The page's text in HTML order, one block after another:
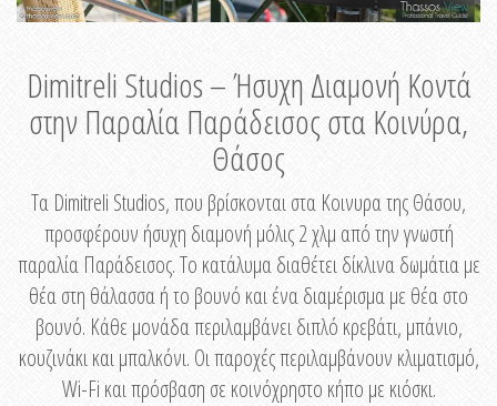
Dimitreli Studios – Ήσυχη Διαμονή Κοντά
στην Παραλία Παράδεισος στα Κοινύρα,
Θάσος
Τα Dimitreli Studios, που βρίσκονται στα Κοινυρα της Θάσου,
προσφέρουν ήσυχη διαμονή μόλις 2 χλμ από την γνωστή
παραλία Παράδεισος. Το κατάλυμα διαθέτει δίκλινα δωμάτια με
θέα στη θάλασσα ή το βουνό και ένα διαμέρισμα με θέα στο
βουνό. Κάθε μονάδα περιλαμβάνει διπλό κρεβάτι, μπάνιο,
κουζινάκι και μπαλκόνι. Οι παροχές περιλαμβάνουν κλιματισμό,
Wi-Fi και πρόσβαση σε κοινόχρηστο κήπο με κιόσκι.